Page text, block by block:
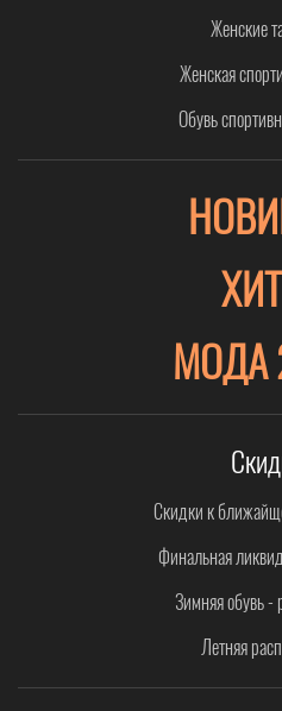
Женские
Женская
Обувь
МОДА
Скидки к
Финальная
Зимняя обувь -
Летняя